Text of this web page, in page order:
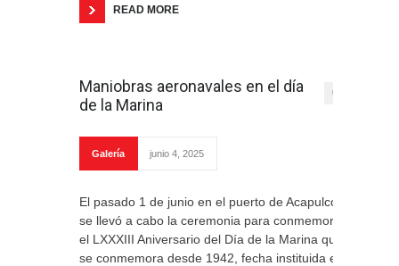
READ MORE
Maniobras aeronavales en el día
de la Marina
0
Galería junio 4, 2025
El pasado 1 de junio en el puerto de Acapulco
se llevó a cabo la ceremonia para conmemorar
el LXXXIII Aniversario del Día de la Marina que
se conmemora desde 1942, fecha instituida en